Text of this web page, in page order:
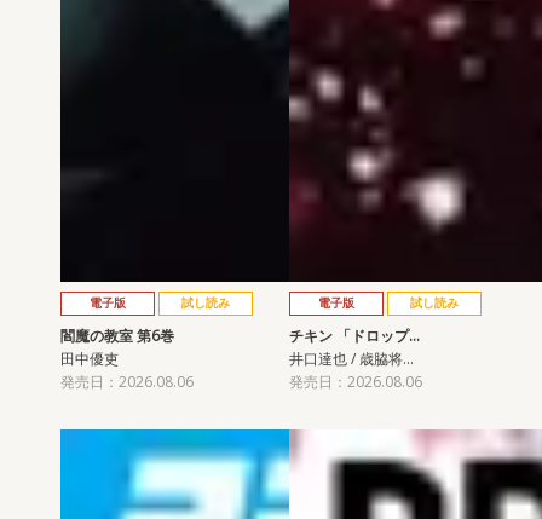
電子版 試し読み
閻魔の教室 第6巻
田中優吏
発売日：2026.08.06
電子版 試し読み
チキン 「ドロップ…
井口達也 / 歳脇将…
発売日：2026.08.06